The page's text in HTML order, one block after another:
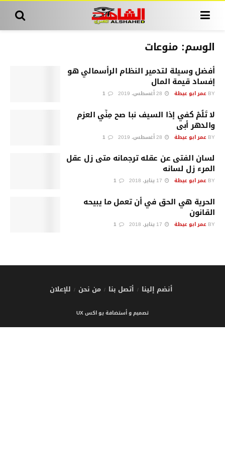
الوسم: منوعات
أفضل وسيلة لتدمير النظام الرأسمالي هو
إفساد قيمة المال
BY عمر ابو عيطة
لا تَلُمْ كفي إذا السيف نبا صح مِنِّي العزم
والدهر أبى
BY عمر ابو عيطة
لسان الفتى عن عقله ترجمانه متى زل عقل
المرء زل لسانه
BY عمر ابو عيطة
الحرية هي الحق في أن تعمل ما يبيحه
القانون
BY عمر ابو عيطة
أنضم إلينا أتصل بنا من نحن للإعلان
تصميم و أستضافة يو اكس UX